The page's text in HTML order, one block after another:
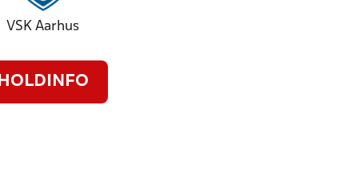
VSK Aarhus
HOLDINFO